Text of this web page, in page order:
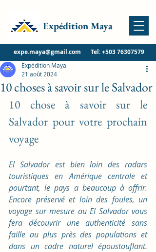
expe.maya@gmail.com Tel:+503 76307579
Expédition Maya
10 choses à savoir sur le Salvador
Expédition Maya
21 août 2024
10 chose à savoir sur le
Salvador pour votre prochain
voyage
El Salvador est bien loin des radars
touristiques en Amérique centrale et
pourtant, le pays a beaucoup à offrir.
Encore préservé et loin des foules, un
voyage sur mesure au El Salvador vous
fera découvrir une authenticité sans
faille au plus près des populations et
dans un cadre naturel époustouflant.